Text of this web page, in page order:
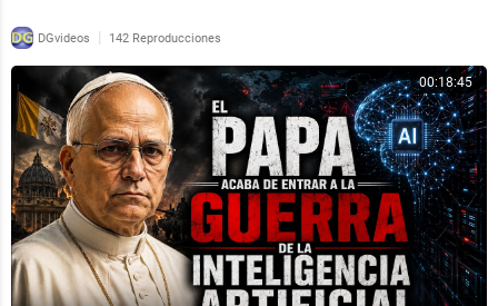
DGvideos | 142 Reproducciones
00:18:45